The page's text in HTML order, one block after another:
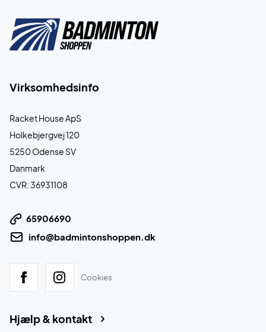
Virksomhedsinfo
Racket House ApS
Holkebjergvej 120
5250 Odense SV
Danmark
CVR: 36931108
65906690
info@badmintonshoppen.dk
Cookies
Hjælp & kontakt